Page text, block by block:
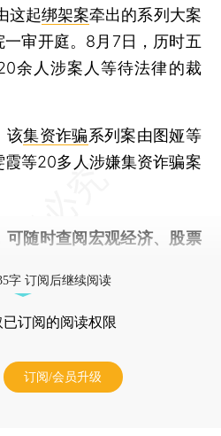
这起绑架案牵出的系列大案
审开庭。8月7日，历时五
余人涉案人等待法律的裁
该集资诈骗系列案由图娅等
等20多人涉嫌集资诈骗案
可随时查阅宏观经济、股票
字 订阅后继续阅读
已订阅的阅读权限
订阅/会员升级